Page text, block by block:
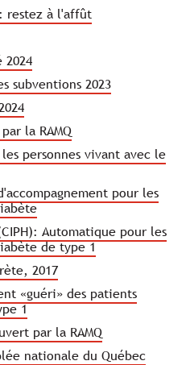
restez à l'affût
2024
subventions 2023
la RAMQ
personnes vivant avec le
pour les
Automatique pour les
de type 1
2017
«guéri» des patients
1
par la RAMQ
nationale du Québec